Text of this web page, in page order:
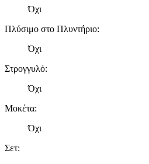
Όχι
Πλύσιμο στο Πλυντήριο:
Όχι
Στρογγυλό:
Όχι
Μοκέτα:
Όχι
Σετ: